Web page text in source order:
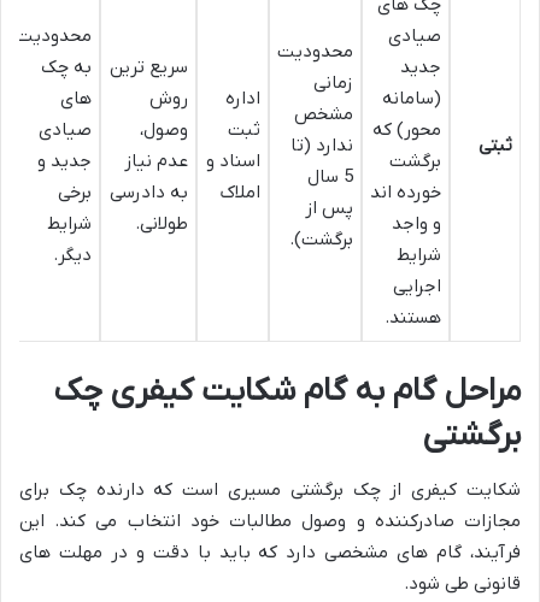
ثبتی
چک های
صیادی
جدید
(سامانه
محور) که
برگشت
خورده اند
و واجد
شرایط
اجرایی
هستند.
محدودیت
زمانی
مشخص
ندارد (تا
5 سال
پس از
برگشت).
اداره
ثبت
اسناد و
املاک
سریع ترین
روش
وصول،
عدم نیاز
به دادرسی
طولانی.
محدودیت
به چک
های
صیادی
جدید و
برخی
شرایط
دیگر.
مراحل گام به گام شکایت کیفری چک
برگشتی
شکایت کیفری از چک برگشتی مسیری است که دارنده چک برای
مجازات صادرکننده و وصول مطالبات خود انتخاب می کند. این
فرآیند، گام های مشخصی دارد که باید با دقت و در مهلت های
قانونی طی شود.